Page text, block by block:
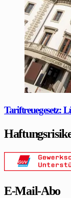
Tariftreuegesetz:
E-Mail-Abo